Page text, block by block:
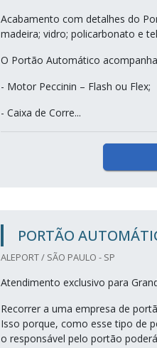
Acabamento com detalhes do
madeira; vidro; policarbonato e
O Portão Automático
- Motor Peccinin – Flash ou Flex;
- Caixa de Corre...
PORTÃO
ALEPORT / SÃO PAULO - SP
Atendimento exclusivo para
Recorrer a uma empresa de
Isso porque, como esse tipo de
o responsável pelo portão